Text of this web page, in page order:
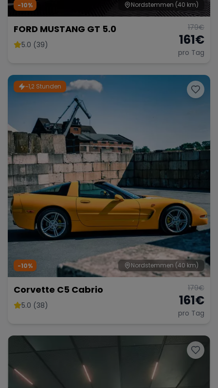
Nordstemmen (40 km)
-10%
FORD MUSTANG GT 5.0
5.0 (39)
179€
161€
pro Tag
~1,2 Stunden
Nordstemmen (40 km)
-10%
Corvette C5 Cabrio
5.0 (38)
179€
161€
pro Tag